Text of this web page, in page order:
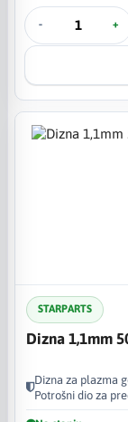
- +
STARPARTS
Dizna 1,1mm
Dizna za plazma
Potrošni dio za